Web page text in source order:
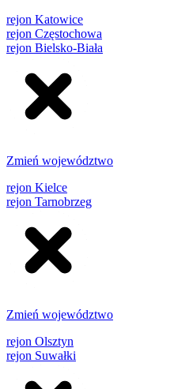
rejon Katowice
rejon Częstochowa
rejon Bielsko-Biała
Zmień województwo
rejon Kielce
rejon Tarnobrzeg
Zmień województwo
rejon Olsztyn
rejon Suwałki